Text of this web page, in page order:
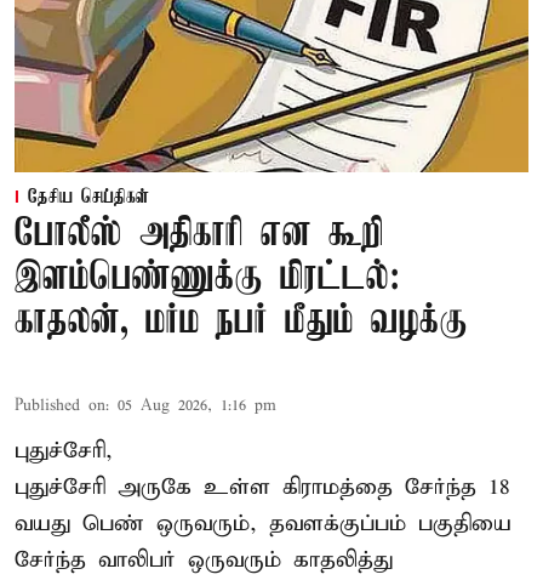
தேசிய செய்திகள்
போலீஸ் அதிகாரி என கூறி
இளம்பெண்ணுக்கு மிரட்டல்:
காதலன், மர்ம நபர் மீதும் வழக்கு
Published on: 05 Aug 2026, 1:16 pm
புதுச்சேரி,
புதுச்சேரி அருகே உள்ள கிராமத்தை சேர்ந்த 18
வயது பெண் ஒருவரும், தவளக்குப்பம் பகுதியை
சேர்ந்த வாலிபர் ஒருவரும் காதலித்து